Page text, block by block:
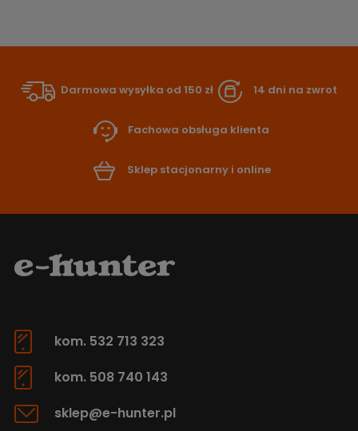
Darmowa wysyłka od 150 zł 14 dni na zwrot
Fachowa obsługa klienta
Sklep stacjonarny i online
kom. 532 713 323
kom. 508 740 143
sklep@e-hunter.pl